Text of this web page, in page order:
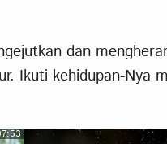
dan
Ikuti kehidupan-